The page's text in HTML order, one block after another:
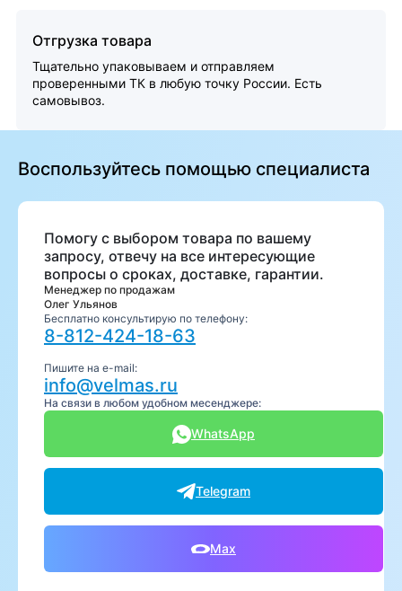
Отгрузка товара
Тщательно упаковываем и отправляем
проверенными ТК в любую точку России. Есть
самовывоз.
Воспользуйтесь помощью специалиста
Помогу с выбором товара по вашему
запросу, отвечу на все интересующие
вопросы о сроках, доставке, гарантии.
Менеджер по продажам
Олег Ульянов
Бесплатно консультирую по телефону:
8-812-424-18-63
Пишите на e-mail:
info@velmas.ru
На связи в любом удобном месенджере:
WhatsApp
Telegram
Max